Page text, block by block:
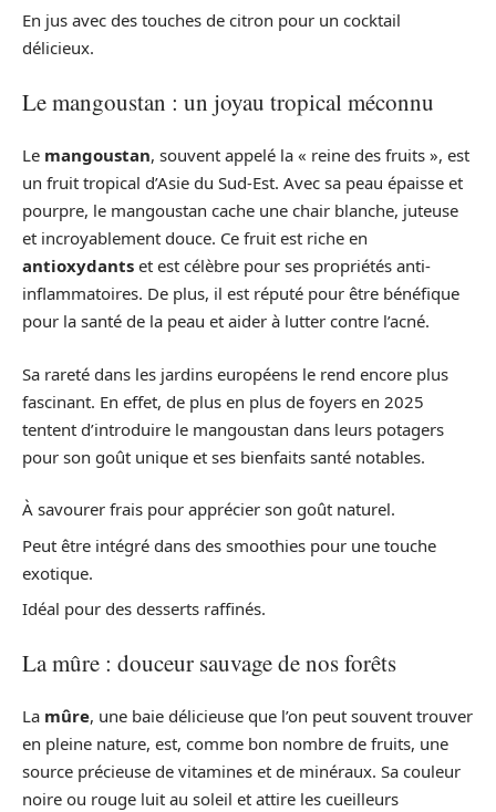
En jus avec des touches de citron pour un cocktail
délicieux.
Le mangoustan : un joyau tropical méconnu
Le mangoustan, souvent appelé la « reine des fruits », est
un fruit tropical d’Asie du Sud-Est. Avec sa peau épaisse et
pourpre, le mangoustan cache une chair blanche, juteuse
et incroyablement douce. Ce fruit est riche en
antioxydants et est célèbre pour ses propriétés anti-
inflammatoires. De plus, il est réputé pour être bénéfique
pour la santé de la peau et aider à lutter contre l’acné.
Sa rareté dans les jardins européens le rend encore plus
fascinant. En effet, de plus en plus de foyers en 2025
tentent d’introduire le mangoustan dans leurs potagers
pour son goût unique et ses bienfaits santé notables.
À savourer frais pour apprécier son goût naturel.
Peut être intégré dans des smoothies pour une touche
exotique.
Idéal pour des desserts raffinés.
La mûre : douceur sauvage de nos forêts
La mûre, une baie délicieuse que l’on peut souvent trouver
en pleine nature, est, comme bon nombre de fruits, une
source précieuse de vitamines et de minéraux. Sa couleur
noire ou rouge luit au soleil et attire les cueilleurs